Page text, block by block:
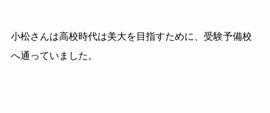
小松さんは高校時代は美大を目指すために、受験予備校
へ通っていました。